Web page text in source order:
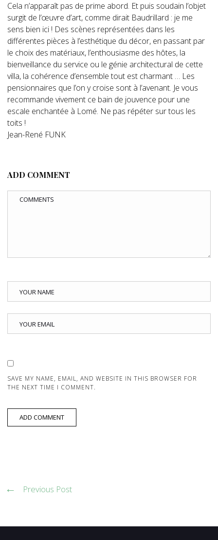
Cela n’apparaît pas de prime abord. Et puis soudain l’objet
surgit de l’œuvre d’art, comme dirait Baudrillard : je me
sens bien ici ! Des scènes représentées dans les
différentes pièces à l’esthétique du décor, en passant par
le choix des matériaux, l’enthousiasme des hôtes, la
bienveillance du service ou le génie architectural de cette
villa, la cohérence d’ensemble tout est charmant … Les
pensionnaires que l’on y croise sont à l’avenant. Je vous
recommande vivement ce bain de jouvence pour une
escale enchantée à Lomé. Ne pas répéter sur tous les
toits !
Jean-René FUNK
ADD COMMENT
SAVE MY NAME, EMAIL, AND WEBSITE IN THIS BROWSER FOR
THE NEXT TIME I COMMENT.
Previous Post